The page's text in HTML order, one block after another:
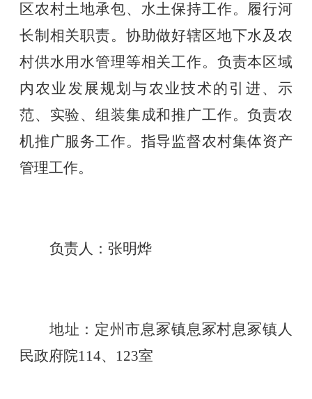
区农村土地承包、水土保持工作。履行河
长制相关职责。协助做好辖区地下水及农
村供水用水管理等相关工作。负责本区域
内农业发展规划与农业技术的引进、示
范、实验、组装集成和推广工作。负责农
机推广服务工作。指导监督农村集体资产
管理工作。
负责人：张明烨
地址：定州市息冢镇息冢村息冢镇人
民政府院114、123室